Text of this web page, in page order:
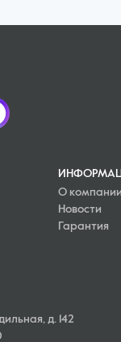
О компании
Новости
Гарантия
д. 142